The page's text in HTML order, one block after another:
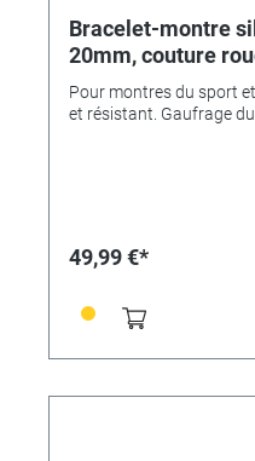
Bracelet-montre
20mm, couture
Pour montres du sport
49,99 €*